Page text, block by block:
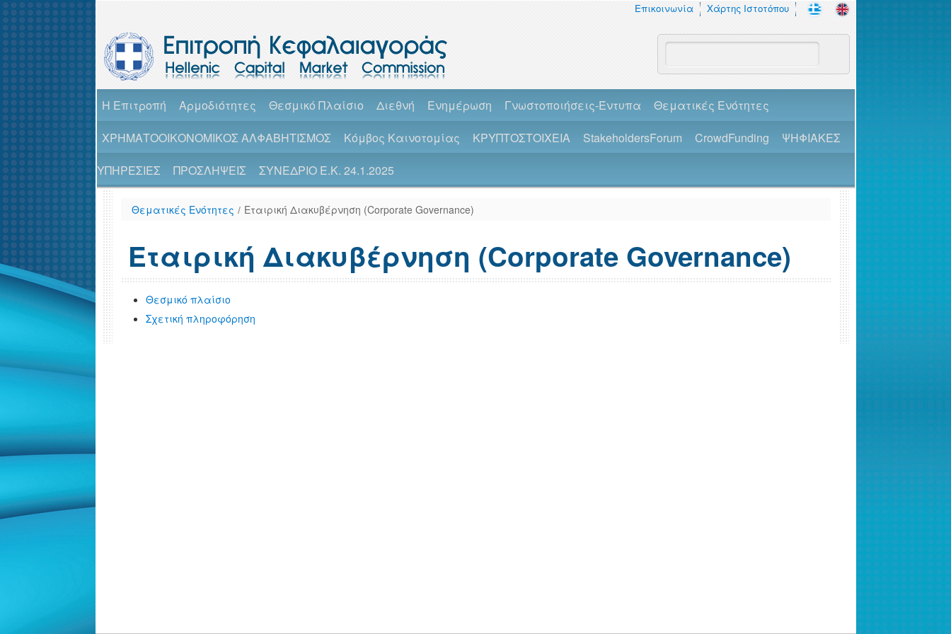
Επικοινωνία Χάρτης Ιστοτόπου
H Επιτροπή Αρμοδιότητες Θεσμικό Πλαίσιο Διεθνή Ενημέρωση Γνωστοποιήσεις-Έντυπα
Θεματικές Ενότητες
ΧΡΗΜΑΤΟΟΙΚΟΝΟΜΙΚΟΣ ΑΛΦΑΒΗΤΙΣΜΟΣ
Κόμβος Καινοτομίας ΚΡΥΠΤΟΣΤΟΙΧΕΙΑ StakeholdersForum CrowdFunding
ΨΗΦΙΑΚΕΣ
ΥΠΗΡΕΣΙΕΣ
ΠΡΟΣΛΗΨΕΙΣ ΣΥΝΕΔΡΙΟ Ε.Κ. 24.1.2025
Θεματικές Ενότητες / Εταιρική Διακυβέρνηση (Corporate Governance)
Εταιρική Διακυβέρνηση (Corporate Governance)
Θεσμικό πλαίσιο
Σχετική πληροφόρηση